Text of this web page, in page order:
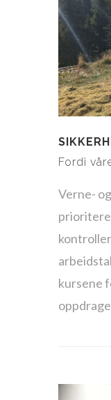
Fordi
Verne-
kursene